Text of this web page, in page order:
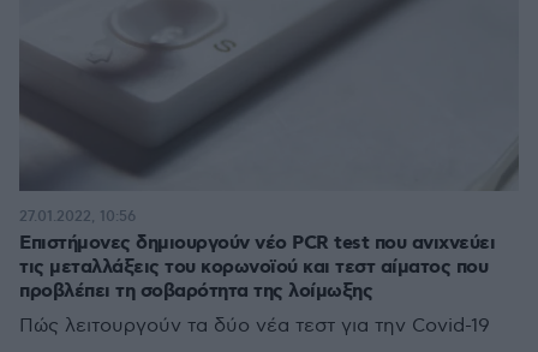
Επιστήμονες δημιουργούν νέο PCR test που ανιχνεύει
τις μεταλλάξεις του κορωνοϊού και τεστ αίματος που
προβλέπει τη σοβαρότητα της λοίμωξης
Πώς λειτουργούν τα δύο νέα τεστ για την Covid-19
27.01.2022, 10:56